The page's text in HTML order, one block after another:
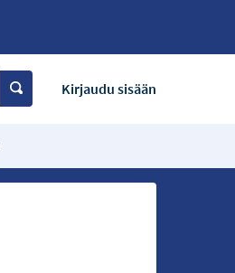
Kirjaudu sisään